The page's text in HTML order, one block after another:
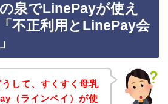
泉でLinePayが使え
不正利用とLinePay会
して、すくすく母乳
（ラインペイ）が使